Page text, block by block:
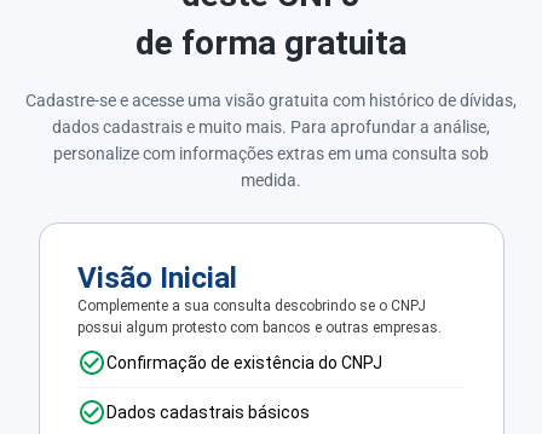
de forma gratuita
Cadastre-se e acesse uma visão gratuita com histórico de dívidas,
dados cadastrais e muito mais. Para aprofundar a análise,
personalize com informações extras em uma consulta sob
medida.
Visão Inicial
Complemente a sua consulta descobrindo se o CNPJ
possui algum protesto com bancos e outras empresas.
Confirmação de existência do CNPJ
Dados cadastrais básicos